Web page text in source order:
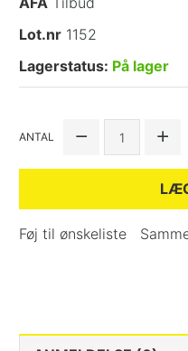
Lot.nr 1152
Lagerstatus: På lager
ANTAL
Føj til ønskeliste